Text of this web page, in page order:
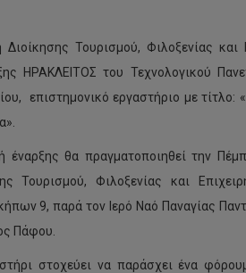
Διοίκησης Τουρισμού, Φιλοξενίας και
ΗΡΑΚΛΕΙΤΟΣ του Τεχνολογικού
επιστημονικό εργαστήριο με τίτλο:
έναρξης θα πραγματοποιηθεί την
Τουρισμού, Φιλοξενίας και
9, παρά τον Ιερό Ναό Παναγίας
Πάφου.
στοχεύει να παράσχει ένα